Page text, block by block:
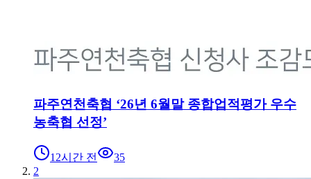
파주연천축협 ‘26년 6월말 종합업적평가 우수
농축협 선정’
12시간 전
35
2